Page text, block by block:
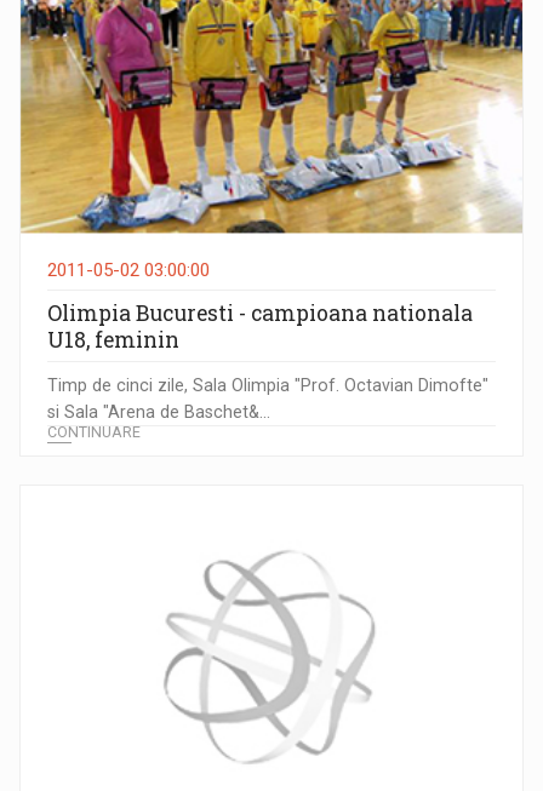
2011-05-02 03:00:00
Olimpia Bucuresti - campioana nationala
U18, feminin
Timp de cinci zile, Sala Olimpia "Prof. Octavian Dimofte"
si Sala "Arena de Baschet&...
CONTINUARE